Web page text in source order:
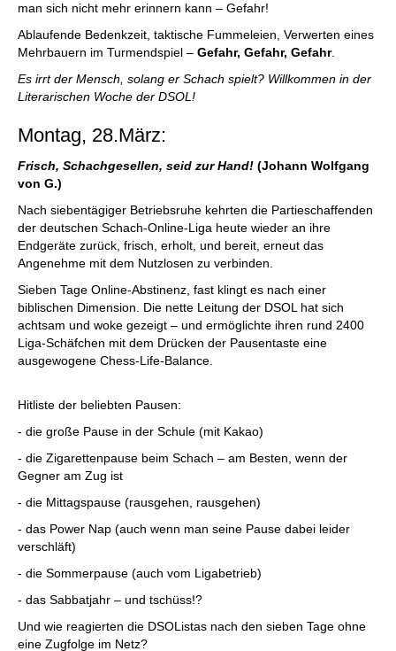
man sich nicht mehr erinnern kann – Gefahr!
Ablaufende Bedenkzeit, taktische Fummeleien, Verwerten eines
Mehrbauern im Turmendspiel – Gefahr, Gefahr, Gefahr.
Es irrt der Mensch, solang er Schach spielt? Willkommen in der
Literarischen Woche der DSOL!
Montag, 28.März:
Frisch, Schachgesellen, seid zur Hand! (Johann Wolfgang
von G.)
Nach siebentägiger Betriebsruhe kehrten die Partieschaffenden
der deutschen Schach-Online-Liga heute wieder an ihre
Endgeräte zurück, frisch, erholt, und bereit, erneut das
Angenehme mit dem Nutzlosen zu verbinden.
Sieben Tage Online-Abstinenz, fast klingt es nach einer
biblischen Dimension. Die nette Leitung der DSOL hat sich
achtsam und woke gezeigt – und ermöglichte ihren rund 2400
Liga-Schäfchen mit dem Drücken der Pausentaste eine
ausgewogene Chess-Life-Balance.
Hitliste der beliebten Pausen:
- die große Pause in der Schule (mit Kakao)
- die Zigarettenpause beim Schach – am Besten, wenn der
Gegner am Zug ist
- die Mittagspause (rausgehen, rausgehen)
- das Power Nap (auch wenn man seine Pause dabei leider
verschläft)
- die Sommerpause (auch vom Ligabetrieb)
- das Sabbatjahr – und tschüss!?
Und wie reagierten die DSOListas nach den sieben Tage ohne
eine Zugfolge im Netz?